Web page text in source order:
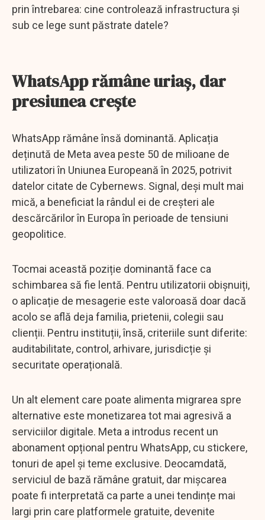
prin întrebarea: cine controlează infrastructura și
sub ce lege sunt păstrate datele?
WhatsApp rămâne uriaș, dar
presiunea crește
WhatsApp rămâne însă dominantă. Aplicația
deținută de Meta avea peste 50 de milioane de
utilizatori în Uniunea Europeană în 2025, potrivit
datelor citate de Cybernews. Signal, deși mult mai
mică, a beneficiat la rândul ei de creșteri ale
descărcărilor în Europa în perioade de tensiuni
geopolitice.
Tocmai această poziție dominantă face ca
schimbarea să fie lentă. Pentru utilizatorii obișnuiți,
o aplicație de mesagerie este valoroasă doar dacă
acolo se află deja familia, prietenii, colegii sau
clienții. Pentru instituții, însă, criteriile sunt diferite:
auditabilitate, control, arhivare, jurisdicție și
securitate operațională.
Un alt element care poate alimenta migrarea spre
alternative este monetizarea tot mai agresivă a
serviciilor digitale. Meta a introdus recent un
abonament opțional pentru WhatsApp, cu stickere,
tonuri de apel și teme exclusive. Deocamdată,
serviciul de bază rămâne gratuit, dar mișcarea
poate fi interpretată ca parte a unei tendințe mai
largi prin care platformele gratuite, devenite